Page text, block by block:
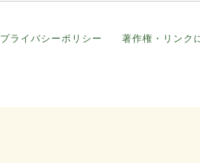
プライバシーポリシー 著作権・リンク